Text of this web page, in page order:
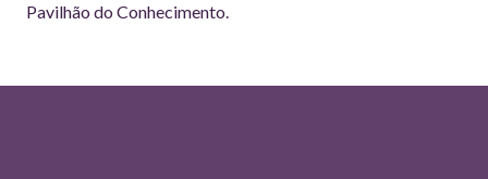
Pavilhão do Conhecimento.